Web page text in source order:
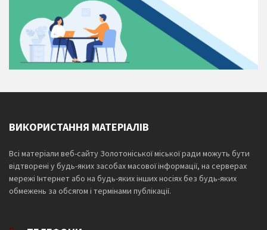
ВИКОРИСТАННЯ МАТЕРІАЛІВ
Всі матеріали веб-сайту Золотоніської міської ради можуть бути
відтворені у будь-яких засобах масової інформації, на серверах
мережі Інтернет або на будь-яких інших носіях без будь-яких
обмежень за обсягом і термінами публікації.